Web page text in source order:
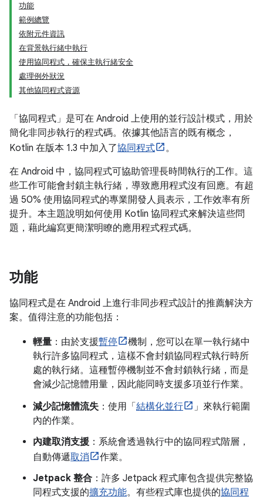
功能
範例總覽
依附元件資訊
在背景執行緒中執行
使用協同程式，確保主執行緒安全
處理例外狀況
其他協同程式資源
「協同程式」 是可在 Android 上使用的並行設計模式，用於
簡化非同步執行的程式碼。依據其他語言的既有概念，
Kotlin 在版本 1.3 中加入了協同程式
。
在 Android 中，協同程式可協助管理長時間執行的工作。這
些工作可能會封鎖主執行緒，導致應用程式沒有回應。有超
過 50% 使用協同程式的專業開發人員表示，工作效率有所
提升。本主題說明如何使用 Kotlin 協同程式來解決這些問
題，藉此編寫更簡潔明瞭的應用程式程式碼。
功能
協同程式是在 Android 上進行非同步程式設計的推薦解決方
案。值得注意的功能包括：
輕量 ：由於支援暫停
機制，您可以在單一執行緒中
執行許多協同程式，這樣不會封鎖協同程式執行時所
處的執行緒。這種暫停機制並不會封鎖執行緒，而是
會減少記憶體用量，因此能同時支援多項並行作業。
減少記憶體流失 ：使用「 結構化並行
」來執行範圍
內的作業。
內建取消支援 ：系統會透過執行中的協同程式階層，
自動傳遞取消
作業。
Jetpack 整合 ：許多 Jetpack 程式庫包含提供完整協
同程式支援的擴充功能。有些程式庫也提供的協同程